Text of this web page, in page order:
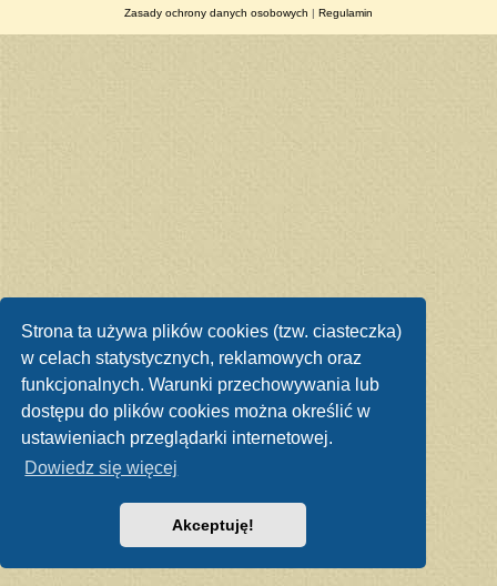
Strona ta używa plików cookies (tzw. ciasteczka)
w celach statystycznych, reklamowych oraz
funkcjonalnych. Warunki przechowywania lub
dostępu do plików cookies można określić w
ustawieniach przeglądarki internetowej.
Dowiedz się więcej
Akceptuję!
Zasady ochrony danych osobowych | Regulamin